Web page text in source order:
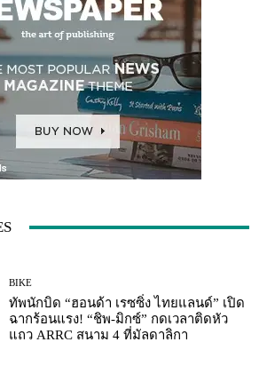
BIKE
ทัพนักบิด “ฮอนด้า เรซซิ่ง ไทยแลนด์” เปิด
ฉากร้อนแรง! “ชิพ-มิกซ์” กดเวลาติดหัว
แถว ARRC สนาม 4 ที่มัลดาลิกา